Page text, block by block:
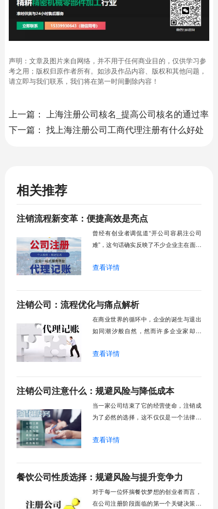
声明：文章及图片来自网络，并不用于任何商业目的，仅供学习参
考之用；版权归原作者所有。如涉及作品内容、版权和其他问题，
请立即与我们联系，我们将在第一时间删除内容！
上一篇： 上海注册公司核名_提高公司核名的通过率
下一篇： 找上海注册公司工商代理注册有什么好处
相关推荐
注销流程新变革：便捷高效是亮点
曾经有创业者调侃道“开公司容易注公司
难”，这句话确实反映了不少企业主在面对
材料繁琐、耗时数月的传统模式让不少人
服”改革的深入推进，企业注销领域也迎来
了前所未有的变革，以往那种“入市容易退
查看详情
注销公司：流程优化与痛点解析
在商业世界的循环中，企业的诞生与退出
如同潮汐般自然，然而许多企业家却发
经，注销一家公司意味着漫长的等待、繁
现象一度成为创业者们不愿直面的阴影。
但近年来，随着“放管服”改革的深化，企业
查看详情
注销公司注意什么：规避风险与降低成本
当一家公司结束了它的经营使命，注销成
为了必然的选择，这不仅仅是一个法律程
验。公司注销远比注册要复杂得多，它涉
的协同操作，任何一个环节的疏忽都可能
导致流程延长甚至法律责任。许多企业主
查看详情
餐饮公司性质选择：规避风险与提升竞争力
对于每一位怀揣餐饮梦想的创业者而言，
在公司注册阶段面临的第一个关键决策，